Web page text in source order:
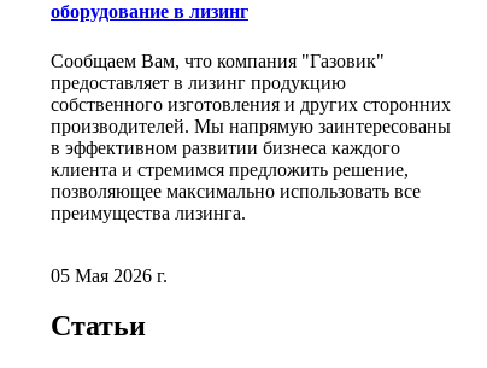
оборудование в лизинг
Сообщаем Вам, что компания "Газовик"
предоставляет в лизинг продукцию
собственного изготовления и других сторонних
производителей. Мы напрямую заинтересованы
в эффективном развитии бизнеса каждого
клиента и стремимся предложить решение,
позволяющее максимально использовать все
преимущества лизинга.
05 Мая 2026 г.
Статьи